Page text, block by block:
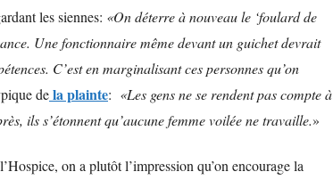
les siennes: «On déterre à nouveau le ‘foulard de
Une fonctionnaire même devant un guichet devrait
C’est en marginalisant ces personnes qu’on
dela plainte: «Les gens ne se rendent pas compte à
ils s’étonnent qu’aucune femme voilée ne travaille.»
on a plutôt l’impression qu’on encourage la